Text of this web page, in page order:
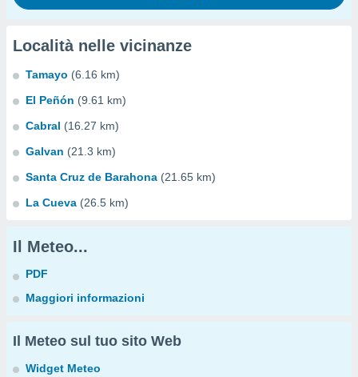
Località nelle vicinanze
Tamayo (6.16 km)
El Peñón (9.61 km)
Cabral (16.27 km)
Galvan (21.3 km)
Santa Cruz de Barahona (21.65 km)
La Cueva (26.5 km)
Il Meteo...
PDF
Maggiori informazioni
Il Meteo sul tuo sito Web
Widget Meteo